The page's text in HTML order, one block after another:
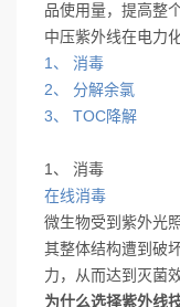
品使用量，提高整
中压紫外线在电力
1、 消毒
2、 分解余氯
3、 TOC降解
1、 消毒
在线消毒
微生物受到紫外光
其整体结构遭到破
力，从而达到灭菌效
为什么选择紫外线